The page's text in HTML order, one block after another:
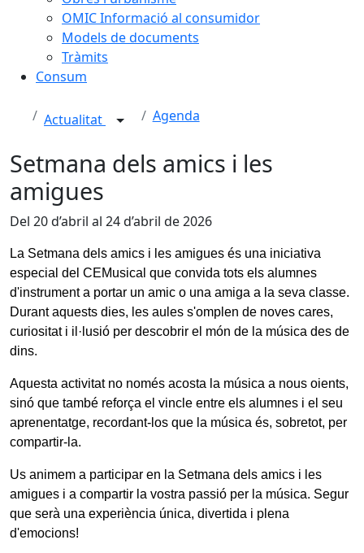
OMIC Informació al consumidor
Models de documents
Tràmits
Consum
Actualitat Agenda
Setmana dels amics i les
amigues
Del 20 d’abril al 24 d’abril de 2026
La Setmana dels amics i les amigues és una iniciativa
especial del CEMusical que convida tots els alumnes
d'instrument a portar un amic o una amiga a la seva classe.
Durant aquests dies, les aules s'omplen de noves cares,
curiositat i il·lusió per descobrir el món de la música des de
dins.
Aquesta activitat no només acosta la música a nous oients,
sinó que també reforça el vincle entre els alumnes i el seu
aprenentatge, recordant-los que la música és, sobretot, per
compartir-la.
Us animem a participar en la Setmana dels amics i les
amigues i a compartir la vostra passió per la música. Segur
que serà una experiència única, divertida i plena
d'emocions!